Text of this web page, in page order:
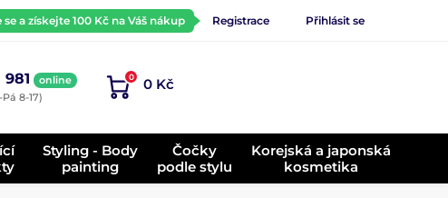
a získejte 100 Kč na Váš nákup Registrace Přihlásit se
online
Pá 8-17)
0 0 Kč
Styling - Body
painting
Čočky
podle stylu
Korejská a japonská
kosmetika